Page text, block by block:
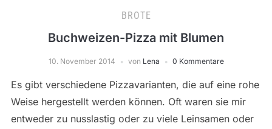
BROTE
Buchweizen-Pizza mit Blumen
10. November 2014 von Lena 0 Kommentare
Es gibt verschiedene Pizzavarianten, die auf eine rohe
Weise hergestellt werden können. Oft waren sie mir
entweder zu nusslastig oder zu viele Leinsamen oder